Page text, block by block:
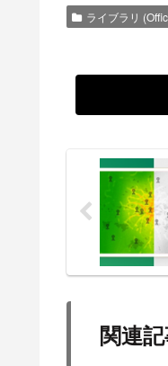
ライブラリ
関連